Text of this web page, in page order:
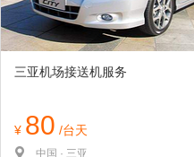
三亚机场接送机服务
¥ 80 /台天
中国 · 三亚